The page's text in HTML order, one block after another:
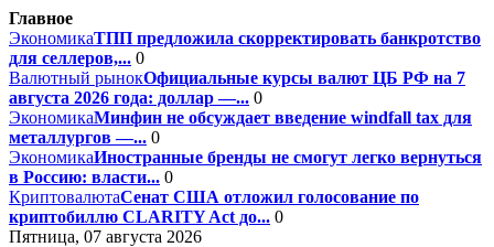
Главное
ЭкономикаТПП предложила скорректировать банкротство
для селлеров,... 0
Валютный рынокОфициальные курсы валют ЦБ РФ на 7
августа 2026 года: доллар —... 0
ЭкономикаМинфин не обсуждает введение windfall tax для
металлургов —... 0
ЭкономикаИностранные бренды не смогут легко вернуться
в Россию: власти... 0
КриптовалютаСенат США отложил голосование по
криптобиллю CLARITY Act до... 0
Пятница, 07 августа 2026